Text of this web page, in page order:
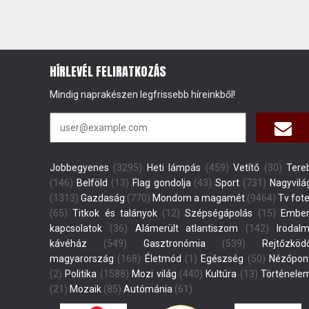
HÍRLEVÉL FELIRATKOZÁS
Mindig naprakészen legfrissebb híreinkből!
Jobbegyenes (3295) Heti lámpás (459) Vetítő (30)
(146) Belföld (13) Flag gondolja (43) Sport (731)
(1313) Gazdaság (770) Mondom a magamét (9464) Tv fotel
(65) Titkok és talányok(12) Szépségápolás (15)
kapcsolatok (36) Alámerült atlantiszom (142)
kávéház (549) Gasztronómia (539)
magyarország (168) Életmód (1) Egészség (50)
(2) Politika (1588) Mozi világ (440) Kultúra (13)
(21) Mozaik (85) Autómánia (61)